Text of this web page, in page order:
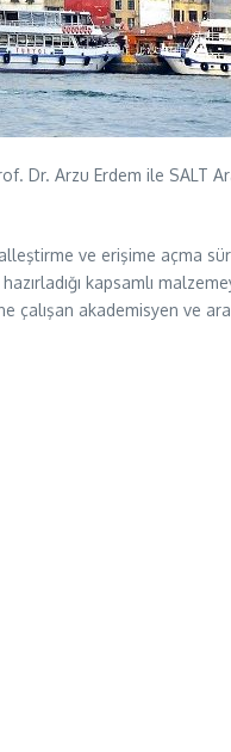
Dr. Arzu Erdem ile SALT
ve erişime açma
kapsamlı
çalışan akademisyen ve